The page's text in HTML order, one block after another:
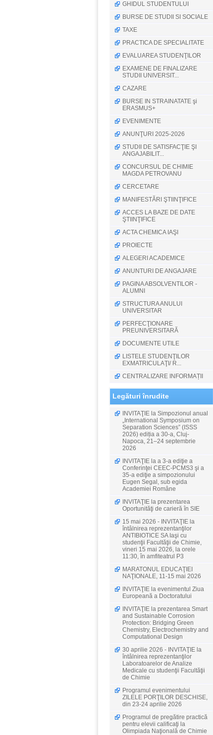
GHIDUL STUDENTULUI
BURSE DE STUDII SI SOCIALE
TAXE
PRACTICA DE SPECIALITATE
EVALUAREA STUDENŢILOR
EXAMENE DE FINALIZARE
STUDII UNIVERSIT...
CAZARE
BURSE IN STRAINATATE şi
ERASMUS+
EVENIMENTE
ANUNŢURI 2025-2026
STUDII DE SATISFACŢIE ŞI
ANGAJABILIT...
CONCURSUL DE CHIMIE
MAGDA PETROVANU
CERCETARE
MANIFESTĂRI ŞTIINŢIFICE
ACCES LA BAZE DE DATE
ŞTIINŢIFICE
ACTA CHEMICA IAŞI
PROIECTE
ALEGERI ACADEMICE
ANUNTURI DE ANGAJARE
PAGINA ABSOLVENTILOR -
ALUMNI
STRUCTURA ANULUI
UNIVERSITAR
PERFECŢIONARE
PREUNIVERSITARĂ
DOCUMENTE UTILE
LISTELE STUDENŢILOR
EXMATRICULAŢI/ R...
CENTRALIZARE INFORMAȚII
Legături înrudite
INVITAŢIE la Simpozionul anual
„International Symposium on
Separation Sciences” (ISSS
2026) ediția a 30-a, Cluj-
Napoca, 21–24 septembrie
2026
INVITAŢIE la a 3-a ediţie a
Conferinţei CEEC-PCMS3 şi a
35-a ediţie a simpozionului
Eugen Segal, sub egida
Academiei Române
INVITAŢIE la prezentarea
Oportunităţi de carieră în SIE
15 mai 2026 - INVITAŢIE la
întâlnirea reprezentanţilor
ANTIBIOTICE SA Iaşi cu
studenţii Facultăţii de Chimie,
vineri 15 mai 2026, la orele
11:30, în amfiteatrul P3
MARATONUL EDUCAŢIEI
NAŢIONALE, 11-15 mai 2026
INVITAŢIE la evenimentul Ziua
Europeană a Doctoratului
INVITAŢIE la prezentarea Smart
and Sustainable Corrosion
Protection: Bridging Green
Chemistry, Electrochemistry and
Computational Design
30 aprilie 2026 - INVITAŢIE la
întâlnirea reprezentanţilor
Laboratoarelor de Analize
Medicale cu studenţii Facultăţii
de Chimie
Programul evenimentului
ZILELE PORŢILOR DESCHISE,
din 23-24 aprilie 2026
Programul de pregătire practică
pentru elevii calificaţi la
Olimpiada Naţională de Chimie